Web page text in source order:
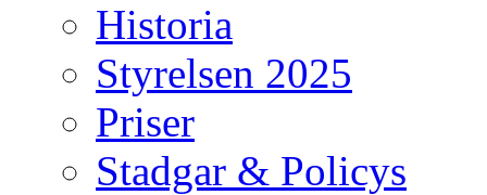
Historia
Styrelsen 2025
Priser
Stadgar & Policys